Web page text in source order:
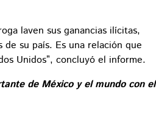
laven sus ganancias ilícitas,
su país. Es una relación que
Unidos”, concluyó el informe.
de México y el mundo con el